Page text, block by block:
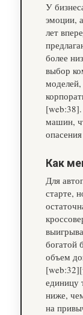
У
эмоции,
лет
более
выбор
[web:38].
машин,
Как
Для
старте,
богатой
объем
единицу
ниже,
на